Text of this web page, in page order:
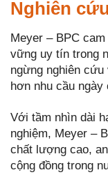
Nghiên cứu
Meyer – BPC
vững uy tín trong
ngừng nghiên
hơn nhu cầu
Với tầm nhìn dài
nghiệm, Meyer –
chất lượng cao,
cộng đồng trong